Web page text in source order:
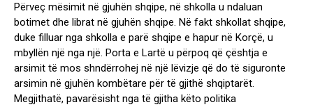
Përveç mësimit në gjuhën shqipe, në shkolla u ndaluan
botimet dhe librat në gjuhën shqipe. Në fakt shkollat shqipe,
duke filluar nga shkolla e parë shqipe e hapur në Korçë, u
mbyllën një nga një. Porta e Lartë u përpoq që çështja e
arsimit të mos shndërrohej në një lëvizje që do të siguronte
arsimin në gjuhën kombëtare për të gjithë shqiptarët.
Megjithatë, pavarësisht nga të gjitha këto politika